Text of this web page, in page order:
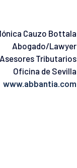
Cauzo Bottala
Abogado/Lawyer
Tributarios
Oficina de Sevilla
www.abbantia.com